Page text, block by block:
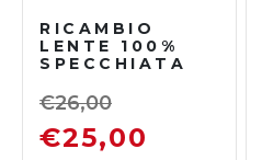
RICAMBIO
LENTE 100%
SPECCHIATA
€26,00
€25,00